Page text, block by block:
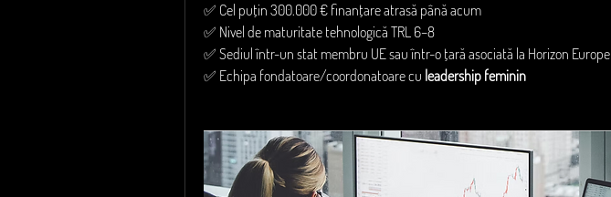
✅ Cel puțin 300.000 € finanțare atrasă până acum
✅ Nivel de maturitate tehnologică TRL 6–8
✅ Sediul într-un stat membru UE sau într-o țară asociată la Horizon Europe
✅ Echipa fondatoare/coordonatoare cu leadership feminin